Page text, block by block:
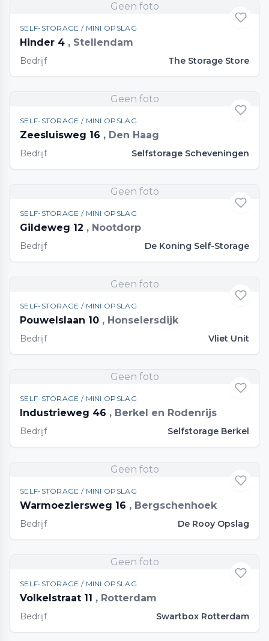
Geen foto
SELF-STORAGE / MINI OPSLAG
Hinder 4 , Stellendam
Bedrijf The Storage Store
Geen foto
SELF-STORAGE / MINI OPSLAG
Zeesluisweg 16 , Den Haag
Bedrijf Selfstorage Scheveningen
Geen foto
SELF-STORAGE / MINI OPSLAG
Gildeweg 12 , Nootdorp
Bedrijf De Koning Self-Storage
Geen foto
SELF-STORAGE / MINI OPSLAG
Pouwelslaan 10 , Honselersdijk
Bedrijf Vliet Unit
Geen foto
SELF-STORAGE / MINI OPSLAG
Industrieweg 46 , Berkel en Rodenrijs
Bedrijf Selfstorage Berkel
Geen foto
SELF-STORAGE / MINI OPSLAG
Warmoeziersweg 16 , Bergschenhoek
Bedrijf De Rooy Opslag
Geen foto
SELF-STORAGE / MINI OPSLAG
Volkelstraat 11 , Rotterdam
Bedrijf Swartbox Rotterdam